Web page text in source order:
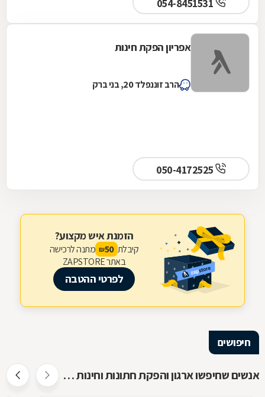
אפריון הפקת חינות
הרב זוננפלד 20, בני ברק
הזמנת איש מקצוע?
קיבלת 50
₪ מתנה לרכישה
באתר ZAPSTORE
לפרטי ההטבה
חיפושים
אנשים שחיפשו ארגון והפקת חתונות וחינות חיפשו גם